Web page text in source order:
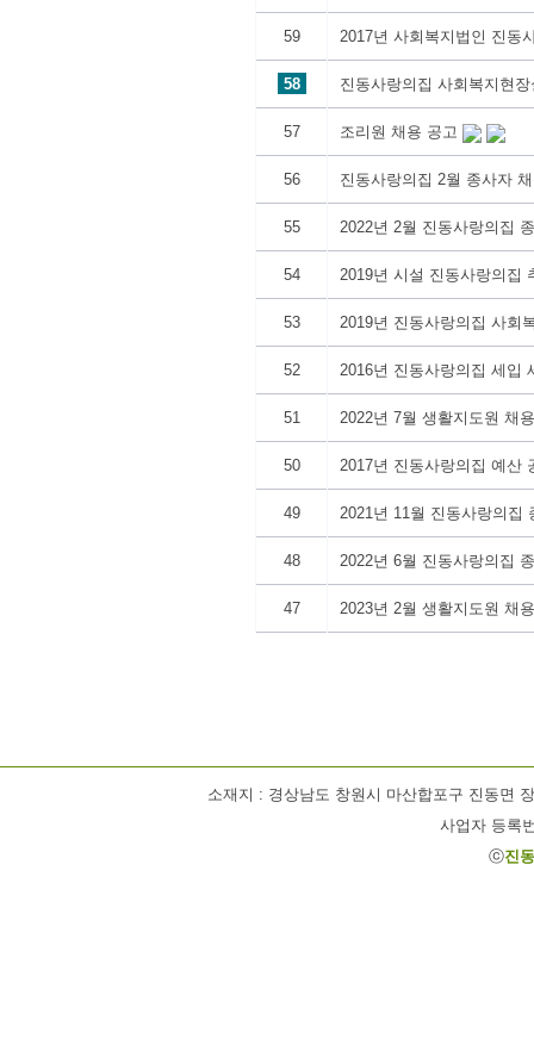
59 2017년 사회복지법인 진동
58 진동사랑의집 사회복지현
57 조리원 채용 공고
56 진동사랑의집 2월 종사자
55 2022년 2월 진동사랑의집
54 2019년 시설 진동사랑의집
53 2019년 진동사랑의집 사회
52 2016년 진동사랑의집 세입
51 2022년 7월 생활지도원 채
50 2017년 진동사랑의집 예산
49 2021년 11월 진동사랑의집
48 2022년 6월 진동사랑의집
47 2023년 2월 생활지도원 채
소재지 : 경상남도 창원시 마산합포구 진동면
사업자 등록
ⓒ진